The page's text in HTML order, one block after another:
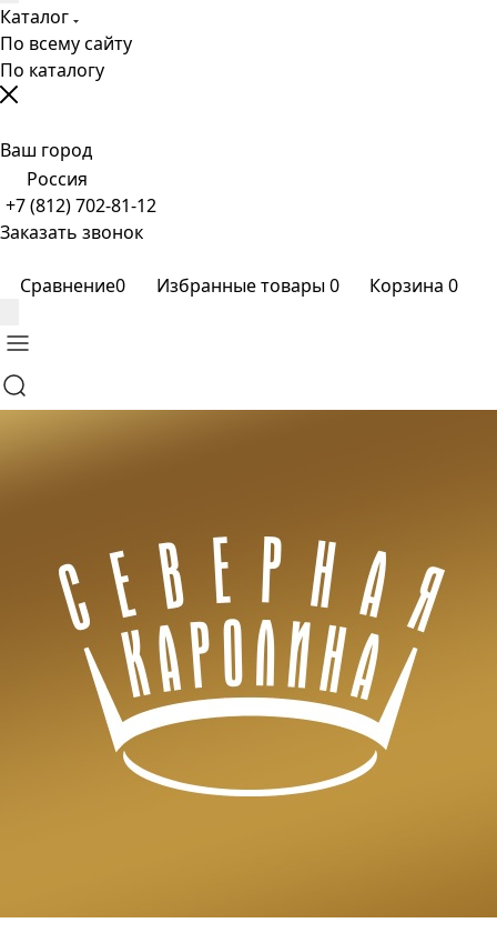
Каталог
По всему сайту
По каталогу
Ваш город
Россия
+7 (812) 702-81-12
Заказать звонок
Сравнение0 Избранные товары0 Корзина 0